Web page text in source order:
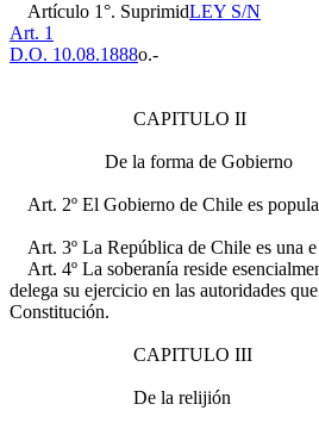
Artículo 1°. SuprimidLEY S/N
Art. 1
D.O. 10.08.1888o.-
CAPITULO II
De la forma de Gobierno
Art. 2º El Gobierno de Chile es
Art. 3º La República de Chile es una
Art. 4º La soberanía reside
delega su ejercicio en las autoridades que
Constitución.
CAPITULO III
De la relijión